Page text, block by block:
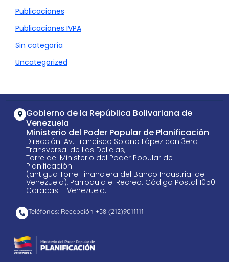
Publicaciones
Publicaciones IVPA
Sin categoría
Uncategorized
Gobierno de la República Bolivariana de
Venezuela
Ministerio del Poder Popular de Planificación
Dirección: Av. Francisco Solano López con 3era
Transversal de Las Delicias,
Torre del Ministerio del Poder Popular de
Planificación
(antigua Torre Financiera del Banco Industrial de
Venezuela), Parroquia el Recreo. Código Postal 1050
Caracas – Venezuela.
Teléfonos: Recepción +58 ​(212)9011111